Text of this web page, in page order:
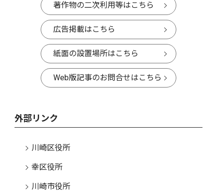
著作物の二次利用等はこちら
広告掲載はこちら
紙面の設置場所はこちら
Web版記事のお問合せはこちら
外部リンク
川崎区役所
幸区役所
川崎市役所